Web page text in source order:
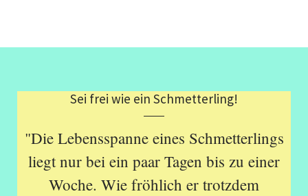
Sei frei wie ein Schmetterling!
"Die Lebensspanne eines Schmetterlings
liegt nur bei ein paar Tagen bis zu einer
Woche. Wie fröhlich er trotzdem